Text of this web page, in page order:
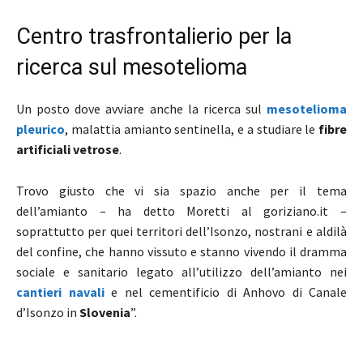
Centro trasfrontalierio per la
ricerca sul mesotelioma
Un posto dove avviare anche la ricerca sul mesotelioma
pleurico, malattia amianto sentinella, e a studiare le fibre
artificiali vetrose.
Trovo giusto che vi sia spazio anche per il tema
dell’amianto – ha detto Moretti al goriziano.it –
soprattutto per quei territori dell’Isonzo, nostrani e aldilà
del confine, che hanno vissuto e stanno vivendo il dramma
sociale e sanitario legato all’utilizzo dell’amianto nei
cantieri navali e nel cementificio di Anhovo di Canale
d’Isonzo in Slovenia”.